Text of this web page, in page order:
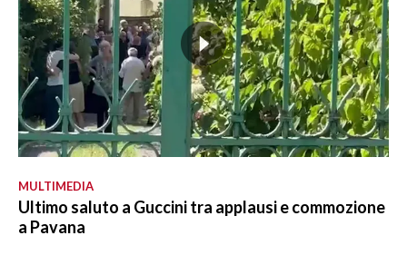
MULTIMEDIA
Ultimo saluto a Guccini tra applausi e commozione
a Pavana